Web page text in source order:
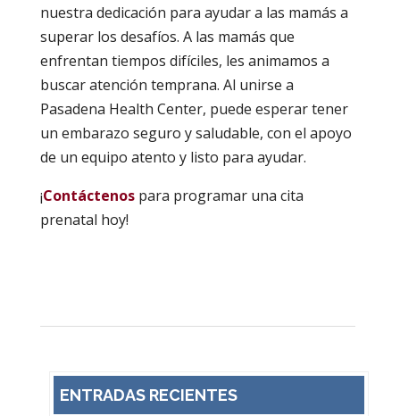
nuestra dedicación para ayudar a las mamás a
superar los desafíos. A las mamás que
enfrentan tiempos difíciles, les animamos a
buscar atención temprana. Al unirse a
Pasadena Health Center, puede esperar tener
un embarazo seguro y saludable, con el apoyo
de un equipo atento y listo para ayudar.
¡Contáctenospara programar una cita
prenatal hoy!
ENTRADAS RECIENTES